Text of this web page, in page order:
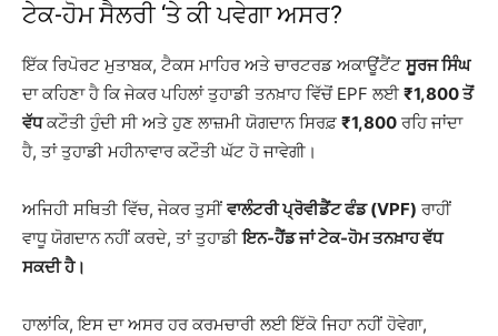
ਟੇਕ-ਹੋਮ ਸੈਲਰੀ ‘ਤੇ ਕੀ ਪਵੇਗਾ ਅਸਰ?
ਇੱਕ ਰਿਪੋਰਟ ਮੁਤਾਬਕ, ਟੈਕਸ ਮਾਹਿਰ ਅਤੇ ਚਾਰਟਰਡ ਅਕਾਊਂਟੈਂਟਸੂਰਜ ਸਿੰਘ
ਦਾ ਕਹਿਣਾ ਹੈ ਕਿ ਜੇਕਰ ਪਹਿਲਾਂ ਤੁਹਾਡੀ ਤਨਖ਼ਾਹ ਵਿੱਚੋਂ EPF ਲਈ₹1,800 ਤੋਂ
ਵੱਧਕਟੌਤੀ ਹੁੰਦੀ ਸੀ ਅਤੇ ਹੁਣ ਲਾਜ਼ਮੀ ਯੋਗਦਾਨ ਸਿਰਫ਼ ₹1,800 ਰਹਿ ਜਾਂਦਾ
ਹੈ, ਤਾਂ ਤੁਹਾਡੀ ਮਹੀਨਾਵਾਰ ਕਟੌਤੀ ਘੱਟ ਹੋ ਜਾਵੇਗੀ।
ਅਜਿਹੀ ਸਥਿਤੀ ਵਿੱਚ, ਜੇਕਰ ਤੁਸੀਂਵਾਲੰਟਰੀ ਪ੍ਰੋਵੀਡੈਂਟ ਫੰਡ (VPF) ਰਾਹੀਂ
ਵਾਧੂ ਯੋਗਦਾਨ ਨਹੀਂ ਕਰਦੇ, ਤਾਂ ਤੁਹਾਡੀਇਨ-ਹੈਂਡ ਜਾਂ ਟੇਕ-ਹੋਮ ਤਨਖ਼ਾਹ ਵੱਧ
ਸਕਦੀ ਹੈ।
ਹਾਲਾਂਕਿ, ਇਸ ਦਾ ਅਸਰ ਹਰ ਕਰਮਚਾਰੀ ਲਈ ਇੱਕੋ ਜਿਹਾ ਨਹੀਂ ਹੋਵੇਗਾ,